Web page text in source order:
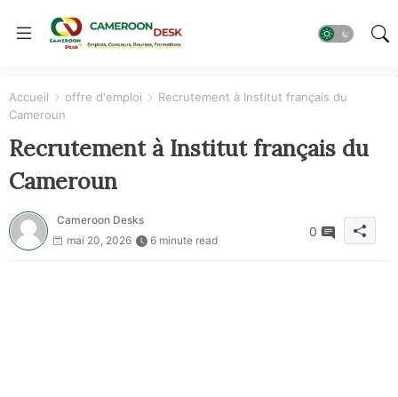
Accueil offre d'emploi
Recrutement à Institut français du
Cameroun
Recrutement à Institut français du
Cameroun
Cameroon Desks
mai 20, 2026
6 minute read
0